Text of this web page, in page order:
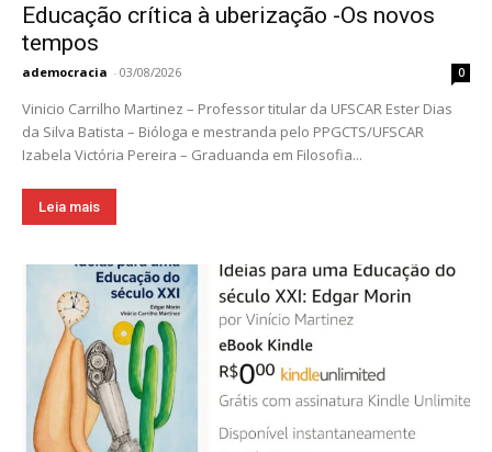
Educação crítica à uberização -Os novos
tempos
ademocracia - 03/08/2026 0
Vinicio Carrilho Martinez – Professor titular da UFSCAR Ester Dias
da Silva Batista – Bióloga e mestranda pelo PPGCTS/UFSCAR
Izabela Victória Pereira – Graduanda em Filosofia...
Leia mais